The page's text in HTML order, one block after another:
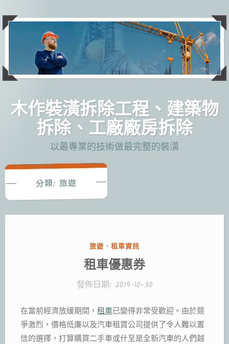
主
木作裝潢拆除工程、建築物
拆除、工廠廠房拆除
以最專業的技術做最完整的裝潢
分類:旅遊
分
類:
旅遊 、租車資訊
租車優惠券
發佈日期: 2019-10-30
在當前經濟放緩期間， 租車已變得非常受歡迎。由於競
爭激烈，價格低廉以及汽車租賃公司提供了令人難以置
信的選擇，打算購買二手車或什至是全新汽車的人們越